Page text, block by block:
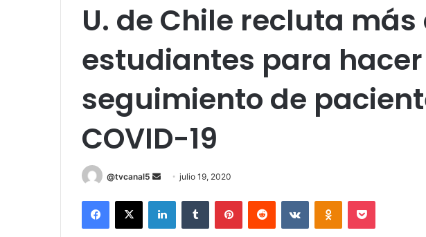
U. de Chile recluta más
estudiantes para hacer
seguimiento de
COVID-19
@tvcanal5
Send
email
julio 19, 2020
Facebook
X LinkedInTumblr PinterestReddit VKontakteOdnoklassniki
Pocket